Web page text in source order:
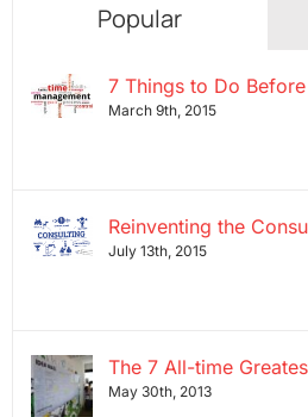
Popular
7 Things to Do
March 9th, 2015
Reinventing the
July 13th, 2015
The 7 All-time
May 30th, 2013